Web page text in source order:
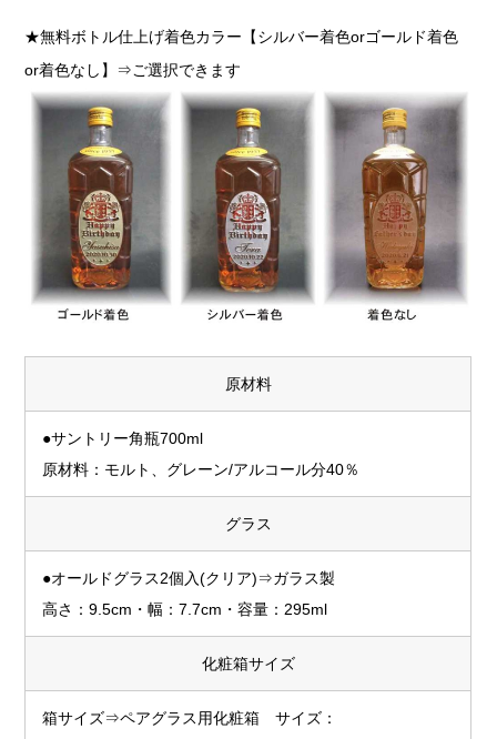
★無料ボトル仕上げ着色カラー【シルバー着色orゴールド着色
or着色なし】⇒ご選択できます
原材料
●サントリー角瓶700ml
原材料：モルト、グレーン/アルコール分40％
グラス
●オールドグラス2個入(クリア)⇒ガラス製
高さ：9.5cm・幅：7.7cm・容量：295ml
化粧箱サイズ
箱サイズ⇒ペアグラス用化粧箱 サイズ：